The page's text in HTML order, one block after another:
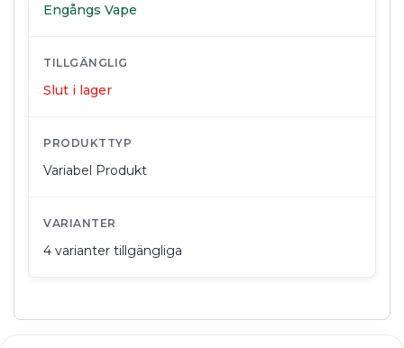
Engångs Vape
TILLGÄNGLIG
Slut i lager
PRODUKTTYP
Variabel Produkt
VARIANTER
4 varianter tillgängliga